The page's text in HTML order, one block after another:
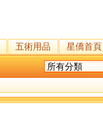
五術用品
星僑首頁